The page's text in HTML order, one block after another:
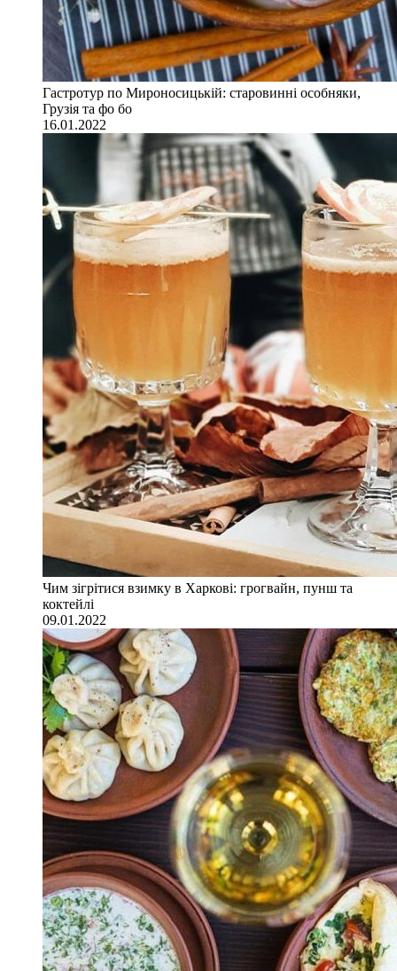
Гастротур по Мироносицькій: старовинні особняки,
Грузія та фо бо
16.01.2022
Чим зігрітися взимку в Харкові: грогвайн, пунш та
коктейлі
09.01.2022